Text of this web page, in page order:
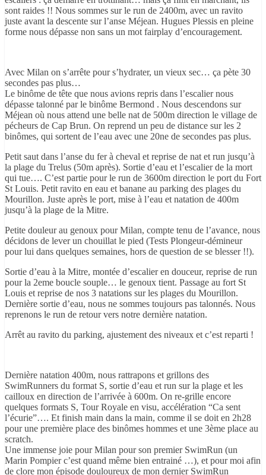
sont raides !! Nous sommes sur le run de 2400m, avec un ravito
juste avant la descente sur l’anse Méjean. Hugues Plessis en pleine
forme nous dépasse non sans un mot fairplay d’encouragement.
Avec Milan on s’arrête pour s’hydrater, un vieux sec… ça pète 30
secondes pas plus…
Le binôme de tête que nous avions repris dans l’escalier nous
dépasse talonné par le binôme Bermond . Nous descendons sur
Méjean où nous attend une belle nat de 500m direction le village de
pécheurs de Cap Brun. On reprend un peu de distance sur les 2
binômes, qui sortent de l’eau avec une 20ne de secondes pas plus.
Petit saut dans l’anse du fer à cheval et reprise de nat et run jusqu’à
la plage du Trelus (50m après). Sortie d’eau et l’escalier de la mort
qui tue…. C’est partie pour le run de 3600m direction le port du Fort
St Louis. Petit ravito en eau et banane au parking des plages du
Mourillon. Juste après le port, mise à l’eau et natation de 400m
jusqu’à la plage de la Mitre.
Petite douleur au genoux pour Milan, compte tenu de l’avance, nous
décidons de lever un chouillat le pied (Tests Plongeur-démineur
pour lui dans quelques semaines, hors de question de se blesser !!).
Sortie d’eau à la Mitre, montée d’escalier en douceur, reprise de run
pour la 2eme boucle souple… le genoux tient. Passage au fort St
Louis et reprise de nos 3 natations sur les plages du Mourillon.
Dernière sortie d’eau, nous ne sommes toujours pas talonnés. Nous
reprenons le run de retour vers notre dernière natation.
Arrêt au ravito du parking, ajustement des niveaux et c’est reparti !
Dernière natation 400m, nous rattrapons et grillons des
SwimRunners du format S, sortie d’eau et run sur la plage et les
cailloux en direction de l’arrivée à 600m. On re-grille encore
quelques formats S, Tour Royale en visu, accélération “Ca sent
l’écurie”…. Et finish main dans la main, comme il se doit en 2h28
pour une première place des binômes hommes et une 3ème place au
scratch.
Une immense joie pour Milan pour son premier SwimRun (un
Marin Pompier c’est quand même bien entrainé …), et pour moi afin
de clore mon épisode douloureux de mon dernier SwimRun